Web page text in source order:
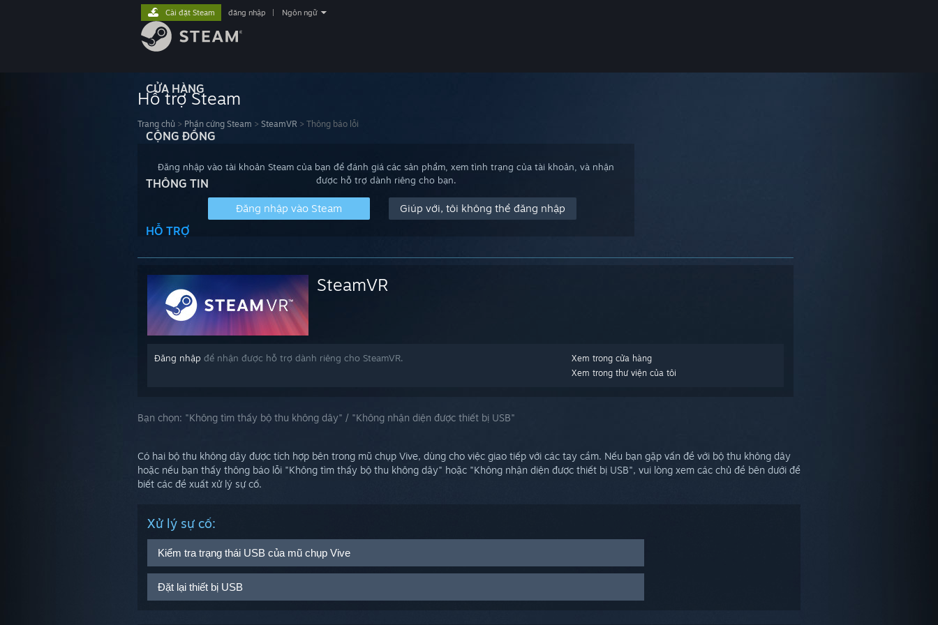
CỬA HÀNG
CỘNG ĐỒNG
THÔNG TIN
HỖ TRỢ
Cài đặt Steam đăng nhập Ngôn ngữ
Hỗ trợ Steam
Trang chủ > Phần cứng Steam > SteamVR > Thông báo lỗi
Đăng nhập vào tài khoản Steam của bạn để đánh giá các sản phẩm, xem tình trạng của tài khoản, và nhận
được hỗ trợ dành riêng cho bạn.
Đăng nhập vào Steam Giúp với, tôi không thể đăng nhập
SteamVR
Xem trong cửa hàng
Xem trong thư viện của tôi
Đăng nhập để nhận được hỗ trợ dành riêng cho SteamVR.
Bạn chọn: "Không tìm thấy bộ thu không dây" / "Không nhận diện được thiết bị USB"
Có hai bộ thu không dây được tích hợp bên trong mũ chụp Vive, dùng cho việc giao tiếp với các tay cầm. Nếu bạn gặp vấn đề với bộ thu không dây
hoặc nếu bạn thấy thông báo lỗi "Không tìm thấy bộ thu không dây" hoặc "Không nhận diện được thiết bị USB", vui lòng xem các chủ đề bên dưới để
biết các đề xuất xử lý sự cố.
Xử lý sự cố:
Kiểm tra trạng thái USB của mũ chụp Vive
Từ máy chủ của bạn, đi đến
Đặt lại thiết bị USB